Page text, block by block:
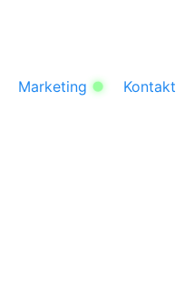
Marketing Kontakt